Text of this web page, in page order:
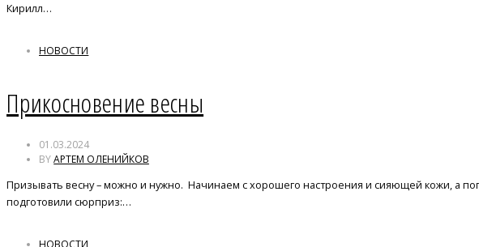
Кирилл…
НОВОСТИ
Прикосновение весны
01.03.2024
BYАРТЕМ ОЛЕНИЙКОВ
Призывать весну – можно и нужно. Начинаем с хорошего настроения и сияющей кожи, а
подготовили сюрприз:…
НОВОСТИ